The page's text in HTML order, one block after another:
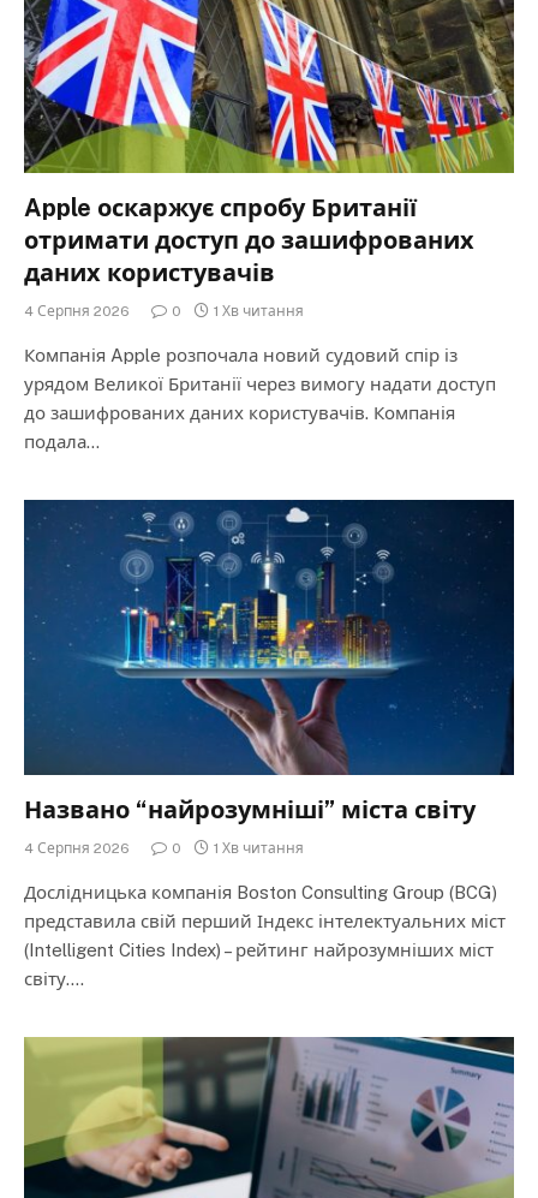
Apple оскаржує спробу Британії
отримати доступ до зашифрованих
даних користувачів
4 Серпня 2026 0 1 Хв читання
Компанія Apple розпочала новий судовий спір із
урядом Великої Британії через вимогу надати доступ
до зашифрованих даних користувачів. Компанія
подала…
Названо “найрозумніші” міста світу
4 Серпня 2026 0 1 Хв читання
Дослідницька компанія Boston Consulting Group (BCG)
представила свій перший Індекс інтелектуальних міст
(Intelligent Cities Index) – рейтинг найрозумніших міст
світу.…